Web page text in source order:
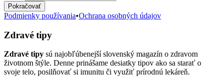
Pokračovať
Podmienky používania•Ochrana osobných údajov
Zdravé tipy
Zdravé tipy sú najobľúbenejší slovenský magazín o zdravom
životnom štýle. Denne prinášame desiatky tipov ako sa starať o
svoje telo, posilňovať si imunitu či využiť prírodnú lekáreň.